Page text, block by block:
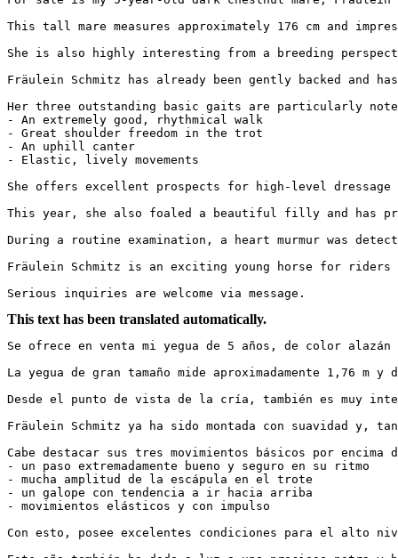
This tall mare measures approximately 176 cm and
She is also highly interesting from a breeding
Fräulein Schmitz has already been gently backed
Her three outstanding basic gaits are particularly
- An extremely good, rhythmical walk
- Great shoulder freedom in the trot
- An uphill canter
- Elastic, lively movements
She offers excellent prospects for high-level dressage
This year, she also foaled a beautiful filly and has
During a routine examination, a heart murmur was
Fräulein Schmitz is an exciting young horse for
Serious inquiries are welcome via message.
This text has been translated automatically.
Se ofrece en venta mi yegua de 5 años, de color
La yegua de gran tamaño mide aproximadamente 1,76
Desde el punto de vista de la cría, también es muy
Fräulein Schmitz ya ha sido montada con suavidad y,
Cabe destacar sus tres movimientos básicos por encima
- un paso extremadamente bueno y seguro en su ritmo
- mucha amplitud de la escápula en el trote
- un galope con tendencia a ir hacia arriba
- movimientos elásticos y con impulso
Con esto, posee excelentes condiciones para el alto